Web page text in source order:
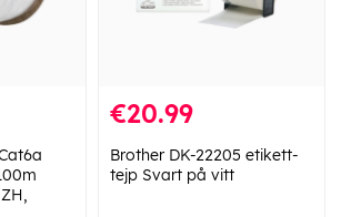
€20.99
Brother DK-22205 etikett-
tejp Svart på vitt